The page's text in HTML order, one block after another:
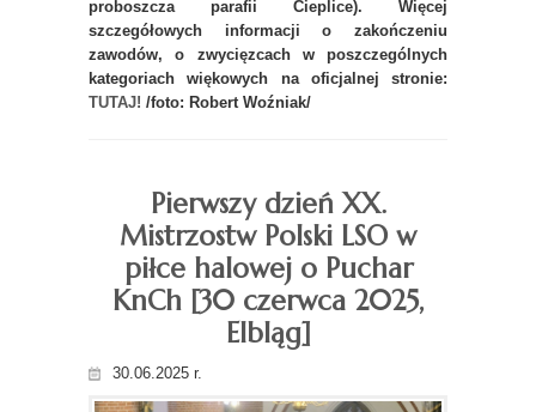
proboszcza parafii Cieplice). Więcej
szczegółowych informacji o zakończeniu
zawodów, o zwycięzcach w poszczególnych
kategoriach więkowych na oficjalnej stronie:
TUTAJ! /foto: Robert Woźniak/
Pierwszy dzień XX.
Mistrzostw Polski LSO w
piłce halowej o Puchar
KnCh [30 czerwca 2025,
Elbląg]
30.06.2025 r.